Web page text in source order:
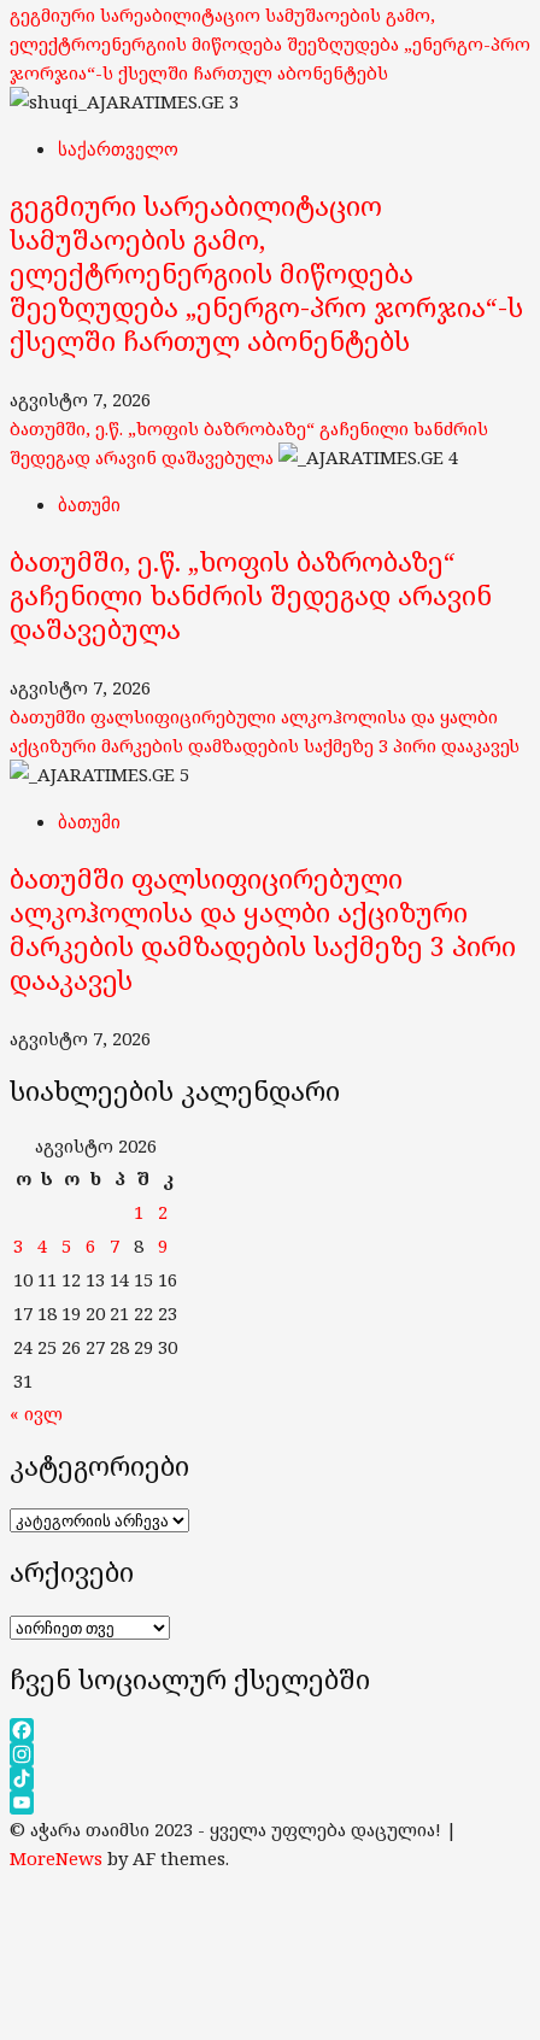
გეგმიური სარეაბილიტაციო სამუშაოების გამო,
ელექტროენერგიის მიწოდება შეეზღუდება „ენერგო-პრო
ჯორჯია“-ს ქსელში ჩართულ აბონენტებს
3
საქართველო
გეგმიური სარეაბილიტაციო
სამუშაოების გამო,
ელექტროენერგიის მიწოდება
შეეზღუდება „ენერგო-პრო ჯორჯია“-ს
ქსელში ჩართულ აბონენტებს
აგვისტო 7, 2026
ბათუმში, ე.წ. „ხოფის ბაზრობაზე“ გაჩენილი ხანძრის
შედეგად არავინ დაშავებულა
4
ბათუმი
ბათუმში, ე.წ. „ხოფის ბაზრობაზე“
გაჩენილი ხანძრის შედეგად არავინ
დაშავებულა
აგვისტო 7, 2026
ბათუმში ფალსიფიცირებული ალკოჰოლისა და ყალბი
აქციზური მარკების დამზადების საქმეზე 3 პირი დააკავეს
5
ბათუმი
ბათუმში ფალსიფიცირებული
ალკოჰოლისა და ყალბი აქციზური
მარკების დამზადების საქმეზე 3 პირი
დააკავეს
აგვისტო 7, 2026
სიახლეების კალენდარი
აგვისტო 2026
ო ს ო ხ პ შ
კ
1
2
3
4 5 6 7 8 9
10 11 12 13 14 15 16
17 18 19 20 21 22 23
24 25 26 27 28 29 30
31
« ივლ
კატეგორიები
კატეგორიები
არქივები
არქივები
ჩვენ სოციალურ ქსელებში
Facebook
Instagram
TikTok
YouTube
Channel
© აჭარა თაიმსი 2023 - ყველა უფლება დაცულია! |
MoreNews by AF themes.